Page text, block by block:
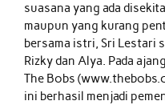
suasana yang ada
maupun yang kurang
bersama istri, Sri Lestari
Rizky dan Alya. Pada
The Bobs
ini berhasil menjadi